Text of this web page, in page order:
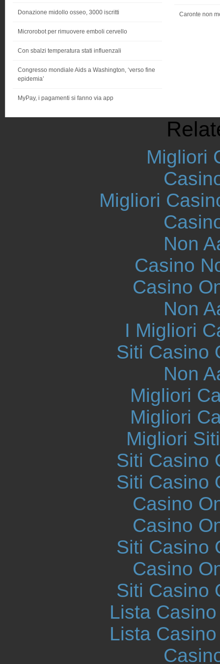
Donazione midollo osseo, 3000 iscritti
Microrobot per rimuovere emboli cervello
Con sbalzi temperatura stati influenzali
Congresso mondiale Aids a Washington, ‘verso fine
epidemia’
MyPay, i pagamenti si fanno via app
Caronte non
Migliori
Migliori
Non
Casino
Casino
Non
I Migliori
Siti Casino
Non
Migliori
Migliori
Migliori
Siti Casino
Siti Casino
Casino
Casino
Siti Casino
Casino
Siti Casino
Lista
Lista